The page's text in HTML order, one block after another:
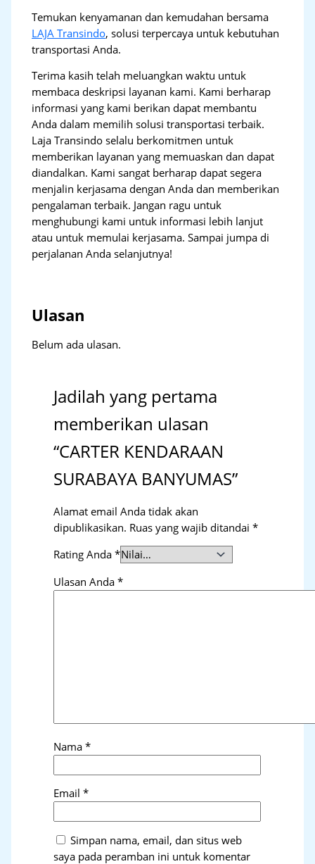
Temukan kenyamanan dan kemudahan bersama
LAJA Transindo, solusi terpercaya untuk kebutuhan
transportasi Anda.
Terima kasih telah meluangkan waktu untuk
membaca deskripsi layanan kami. Kami berharap
informasi yang kami berikan dapat membantu
Anda dalam memilih solusi transportasi terbaik.
Laja Transindo selalu berkomitmen untuk
memberikan layanan yang memuaskan dan dapat
diandalkan. Kami sangat berharap dapat segera
menjalin kerjasama dengan Anda dan memberikan
pengalaman terbaik. Jangan ragu untuk
menghubungi kami untuk informasi lebih lanjut
atau untuk memulai kerjasama. Sampai jumpa di
perjalanan Anda selanjutnya!
Ulasan
Belum ada ulasan.
Jadilah yang pertama
memberikan ulasan
“CARTER KENDARAAN
SURABAYA BANYUMAS”
Alamat email Anda tidak akan
dipublikasikan. Ruas yang wajib ditandai*
Rating Anda*
Ulasan Anda*
Nama*
Email*
Simpan nama, email, dan situs web
saya pada peramban ini untuk komentar